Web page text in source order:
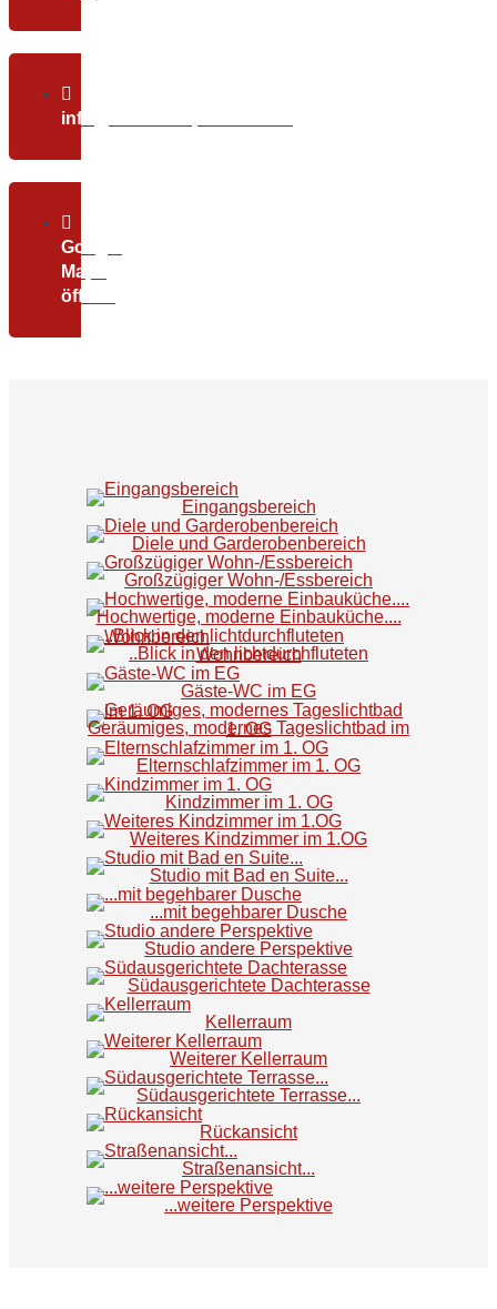
info@christundpartner.com
Google
Maps
öffnen
Eingangsbereich
Diele und Garderobenbereich
Großzügiger Wohn-/Essbereich
Hochwertige, moderne Einbauküche....
..Blick in den lichtdurchfluteten Wohnbereich
Gäste-WC im EG
Geräumiges, modernes Tageslichtbad im 1. OG
Elternschlafzimmer im 1. OG
Kindzimmer im 1. OG
Weiteres Kindzimmer im 1.OG
Studio mit Bad en Suite...
...mit begehbarer Dusche
Studio andere Perspektive
Südausgerichtete Dachterasse
Kellerraum
Weiterer Kellerraum
Südausgerichtete Terrasse...
Rückansicht
Straßenansicht...
...weitere Perspektive